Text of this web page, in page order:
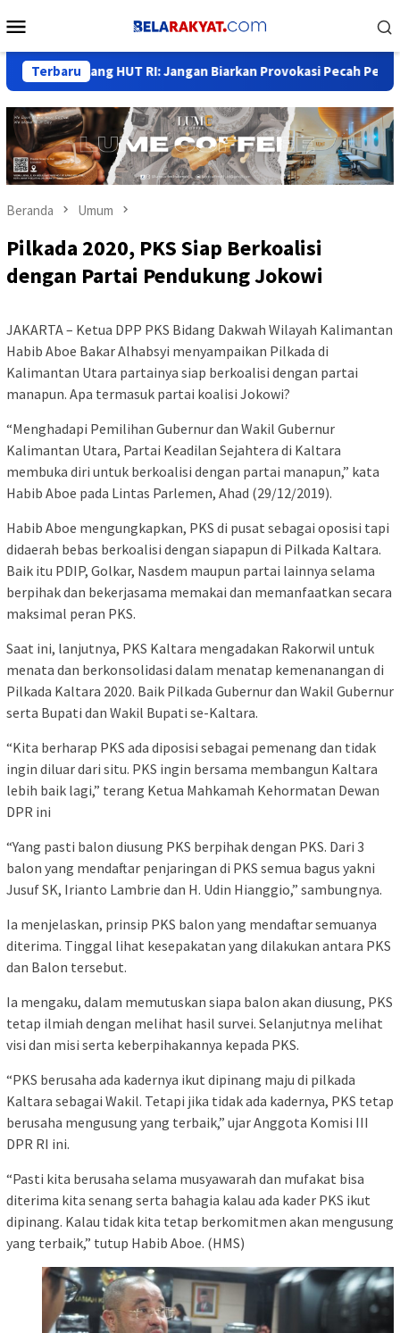
ke
Mobile
Terbaru
HUT RI: Jangan Biarkan Provokasi Pecah Persatuan
Beranda Umum
Pilkada 2020, PKS Siap Berkoalisi
dengan Partai Pendukung Jokowi
JAKARTA – Ketua DPP PKS Bidang Dakwah Wilayah Kalimantan
Habib Aboe Bakar Alhabsyi menyampaikan Pilkada di
Kalimantan Utara partainya siap berkoalisi dengan partai
manapun. Apa termasuk partai koalisi Jokowi?
“Menghadapi Pemilihan Gubernur dan Wakil Gubernur
Kalimantan Utara, Partai Keadilan Sejahtera di Kaltara
membuka diri untuk berkoalisi dengan partai manapun,” kata
Habib Aboe pada Lintas Parlemen, Ahad (29/12/2019).
Habib Aboe mengungkapkan, PKS di pusat sebagai oposisi tapi
didaerah bebas berkoalisi dengan siapapun di Pilkada Kaltara.
Baik itu PDIP, Golkar, Nasdem maupun partai lainnya selama
berpihak dan bekerjasama memakai dan memanfaatkan secara
maksimal peran PKS.
Saat ini, lanjutnya, PKS Kaltara mengadakan Rakorwil untuk
menata dan berkonsolidasi dalam menatap kemenanangan di
Pilkada Kaltara 2020. Baik Pilkada Gubernur dan Wakil Gubernur
serta Bupati dan Wakil Bupati se-Kaltara.
“Kita berharap PKS ada diposisi sebagai pemenang dan tidak
ingin diluar dari situ. PKS ingin bersama membangun Kaltara
lebih baik lagi,” terang Ketua Mahkamah Kehormatan Dewan
DPR ini
“Yang pasti balon diusung PKS berpihak dengan PKS. Dari 3
balon yang mendaftar penjaringan di PKS semua bagus yakni
Jusuf SK, Irianto Lambrie dan H. Udin Hianggio,” sambungnya.
Ia menjelaskan, prinsip PKS balon yang mendaftar semuanya
diterima. Tinggal lihat kesepakatan yang dilakukan antara PKS
dan Balon tersebut.
Ia mengaku, dalam memutuskan siapa balon akan diusung, PKS
tetap ilmiah dengan melihat hasil survei. Selanjutnya melihat
visi dan misi serta keberpihakannya kepada PKS.
“PKS berusaha ada kadernya ikut dipinang maju di pilkada
Kaltara sebagai Wakil. Tetapi jika tidak ada kadernya, PKS tetap
berusaha mengusung yang terbaik,” ujar Anggota Komisi III
DPR RI ini.
“Pasti kita berusaha selama musyawarah dan mufakat bisa
diterima kita senang serta bahagia kalau ada kader PKS ikut
dipinang. Kalau tidak kita tetap berkomitmen akan mengusung
yang terbaik,” tutup Habib Aboe. (HMS)